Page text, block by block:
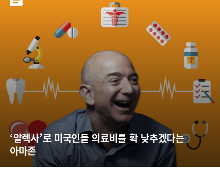
‘알렉사’로 미국인들 의료비를 확 낮추겠다는
아마존